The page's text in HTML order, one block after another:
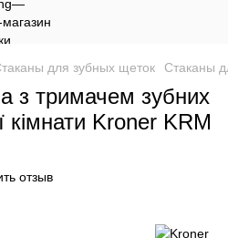
для зубных щеток Стаканы
з тримачем зубних
кімнати Kroner KRM
отзыв